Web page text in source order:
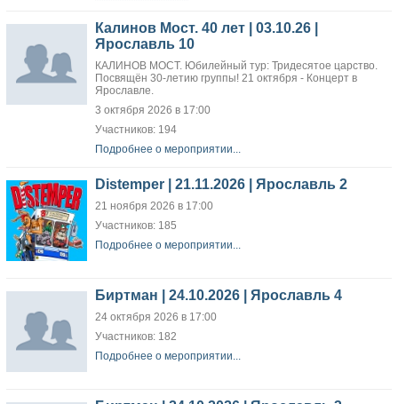
Калинов Мост. 40 лет | 03.10.26 |
Ярославль 10
КАЛИНОВ МОСТ. Юбилейный тур: Тридесятое царство.
Посвящён 30-летию группы! 21 октября - Концерт в
Ярославле.
3 октября 2026 в 17:00
Участников: 194
Подробнее о мероприятии...
Distemper | 21.11.2026 | Ярославль 2
21 ноября 2026 в 17:00
Участников: 185
Подробнее о мероприятии...
Биртман | 24.10.2026 | Ярославль 4
24 октября 2026 в 17:00
Участников: 182
Подробнее о мероприятии...